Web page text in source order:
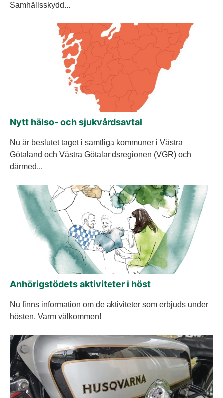
Samhällsskydd...
Nytt hälso- och sjukvårdsavtal
Nu är beslutet taget i samtliga kommuner i Västra
Götaland och Västra Götalandsregionen (VGR) och
därmed...
Anhörigstödets aktiviteter i höst
Nu finns information om de aktiviteter som erbjuds under
hösten. Varm välkommen!